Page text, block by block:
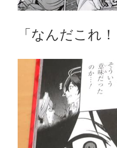
「なんだこれ